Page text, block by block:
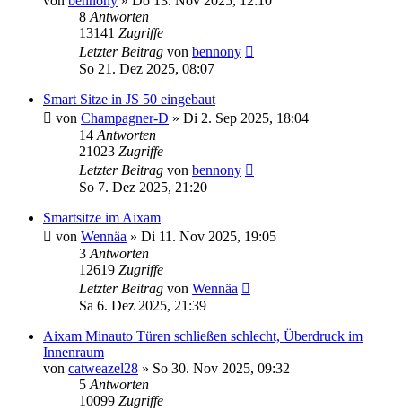
8Antworten
13141 Zugriffe
Letzter Beitrag von bennony
So 21. Dez 2025, 08:07
Smart Sitze in JS 50 eingebaut
von Champagner-D » Di 2. Sep 2025, 18:04
14Antworten
21023 Zugriffe
Letzter Beitrag von bennony
So 7. Dez 2025, 21:20
Smartsitze im Aixam
von Wennäa » Di 11. Nov 2025, 19:05
3Antworten
12619 Zugriffe
Letzter Beitrag von Wennäa
Sa 6. Dez 2025, 21:39
Aixam Minauto Türen schließen schlecht, Überdruck im
Innenraum
von catweazel28 » So 30. Nov 2025, 09:32
5Antworten
10099 Zugriffe